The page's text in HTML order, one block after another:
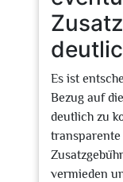
Es ist
Bezug auf
deutlich zu
vermieden